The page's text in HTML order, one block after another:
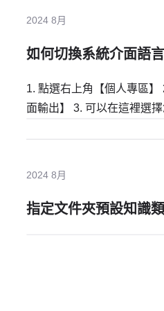
2024 8月
如何切換系統介面語
1. 點選右上角【個人專區
面輸出】 3. 可以在這裡選
2024 8月
指定文件夾預設知識